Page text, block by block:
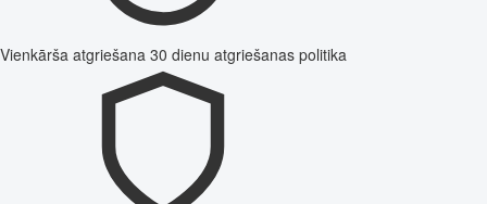
Vienkārša atgriešana 30 dienu atgriešanas politika